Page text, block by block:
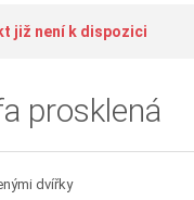
již není k dispozici
prosklená
dvířky